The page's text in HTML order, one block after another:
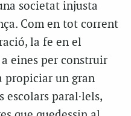
societat injusta
Com en tot corrent
la fe en el
eines per construir
propiciar un gran
escolars paral·lels,